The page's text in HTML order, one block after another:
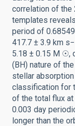
correlation of the
templates
period of
417.7 ± 3.9 km
5.18 ± 0.15 M ☉,
(BH) nature of
stellar
classification for
of the total flux
0.003 day
longer than the